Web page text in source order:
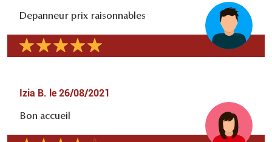
Depanneur prix raisonnables
Izia B. le 26/08/2021
Bon accueil